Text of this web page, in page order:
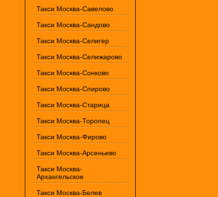
Такси Москва-Савелово
Такси Москва-Сандово
Такси Москва-Селигер
Такси Москва-Селижарово
Такси Москва-Сонково
Такси Москва-Спирово
Такси Москва-Старица
Такси Москва-Торопец
Такси Москва-Фирово
Такси Москва-Арсеньево
Такси Москва-
Архангельское
Такси Москва-Белев